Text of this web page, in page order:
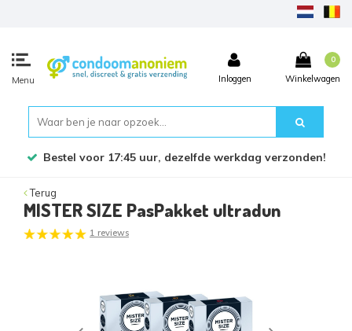
Menu Inloggen
0
Winkelwagen
Bestel voor 17:45 uur, dezelfde werkdag verzonden!
Terug
MISTER SIZE PasPakket ultradun
1 reviews